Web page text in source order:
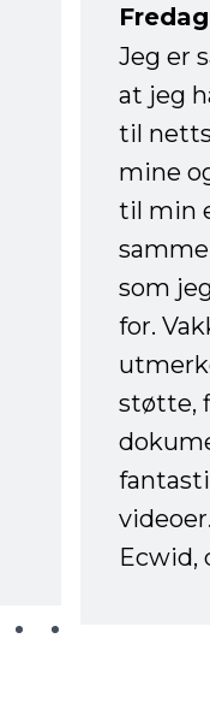
Jeg er
at jeg
til
mine
til min
som
for.
støtte,
Ecwid,